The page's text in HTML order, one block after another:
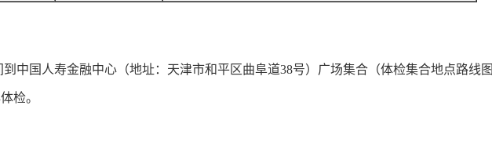
国人寿金融中心（地址：天津市和平区曲阜道38号）广场集合（体检集合地点路线图
检。